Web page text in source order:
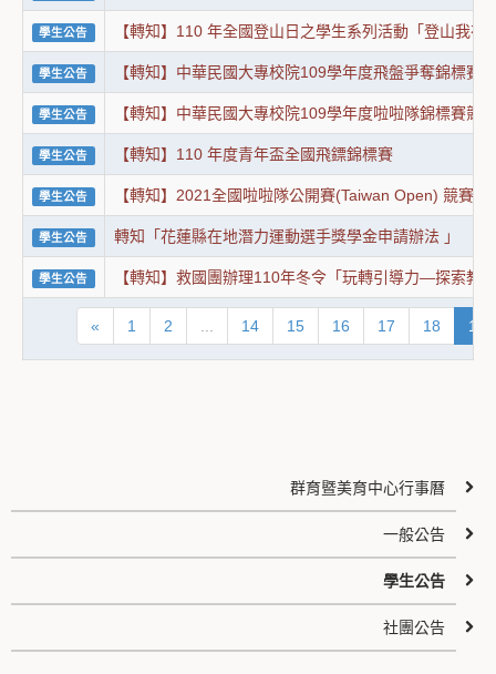
學生公告 【轉知】110 年全國登山日之學生系列活動「登山我在
學生公告 【轉知】中華民國大專校院109學年度飛盤爭奪錦標賽
學生公告 【轉知】中華民國大專校院109學年度啦啦隊錦標賽競
學生公告 【轉知】110 年度青年盃全國飛鏢錦標賽
學生公告 【轉知】2021全國啦啦隊公開賽(Taiwan Open) 競賽規
學生公告 轉知「花蓮縣在地潛力運動選手獎學金申請辦法 」
學生公告 【轉知】救國團辦理110年冬令「玩轉引導力—探索教
« 1 2 14 15 16 17 18 19
群育暨美育中心行事曆
一般公告
學生公告
社團公告